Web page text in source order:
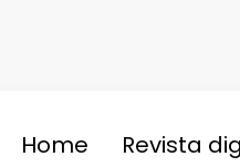
Home Revista